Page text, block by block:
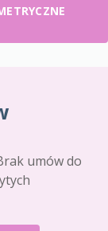
umów do